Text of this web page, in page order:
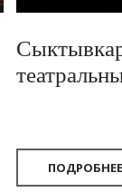
ПОДРОБНЕЕ